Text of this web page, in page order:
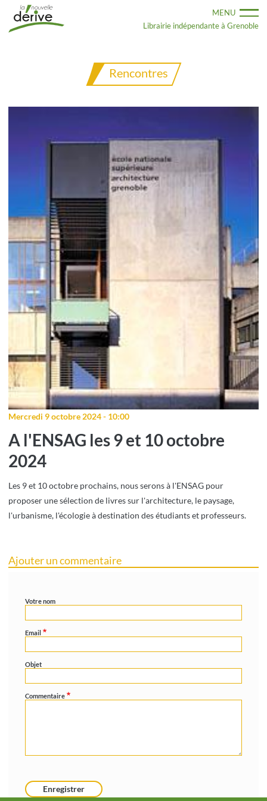
contenu
principal
Librairie indépendante à Grenoble
MENU
Rencontres
Mercredi 9 octobre 2024 - 10:00
A l'ENSAG les 9 et 10 octobre
2024
Les 9 et 10 octobre prochains, nous serons à l'ENSAG pour
proposer une sélection de livres sur l'architecture, le paysage,
l'urbanisme, l'écologie à destination des étudiants et professeurs.
Ajouter un commentaire
Votre nom
Email
Objet
Commentaire